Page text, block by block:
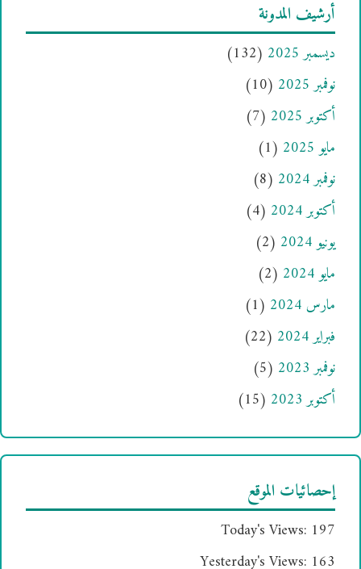
أرشيف المدونة
ديسمبر 2025
(132)
نوفمبر 2025
(10)
أكتوبر 2025
(7)
مايو 2025
(1)
نوفمبر 2024
(8)
أكتوبر 2024
(4)
يونيو 2024
(2)
مايو 2024
(2)
مارس 2024
(1)
فبراير 2024
(22)
نوفمبر 2023
(5)
أكتوبر 2023
(15)
إحصائيات الموقع
Today's Views: 197
Yesterday's Views: 163